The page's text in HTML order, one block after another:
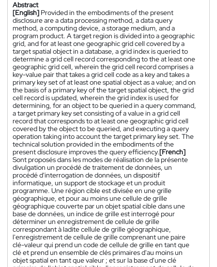
Abstract
[English] Provided in the embodiments of the present
disclosure are a data processing method, a data query
method, a computing device, a storage medium, and a
program product. A target region is divided into a geographic
grid, and for at least one geographic grid cell covered by a
target spatial object in a database, a grid index is queried to
determine a grid cell record corresponding to the at least one
geographic grid cell, wherein the grid cell record comprises a
key-value pair that takes a grid cell code as a key and takes a
primary key set of at least one spatial object as a value; and on
the basis of a primary key of the target spatial object, the grid
cell record is updated, wherein the grid index is used for
determining, for an object to be queried in a query command,
a target primary key set consisting of a value in a grid cell
record that corresponds to at least one geographic grid cell
covered by the object to be queried, and executing a query
operation taking into account the target primary key set. The
technical solution provided in the embodiments of the
present disclosure improves the query efficiency.[French]
Sont proposés dans les modes de réalisation de la présente
divulgation un procédé de traitement de données, un
procédé d'interrogation de données, un dispositif
informatique, un support de stockage et un produit
programme. Une région cible est divisée en une grille
géographique, et pour au moins une cellule de grille
géographique couverte par un objet spatial cible dans une
base de données, un indice de grille est interrogé pour
déterminer un enregistrement de cellule de grille
correspondant à ladite cellule de grille géographique,
l'enregistrement de cellule de grille comprenant une paire
clé-valeur qui prend un code de cellule de grille en tant que
clé et prend un ensemble de clés primaires d'au moins un
objet spatial en tant que valeur ; et sur la base d'une clé